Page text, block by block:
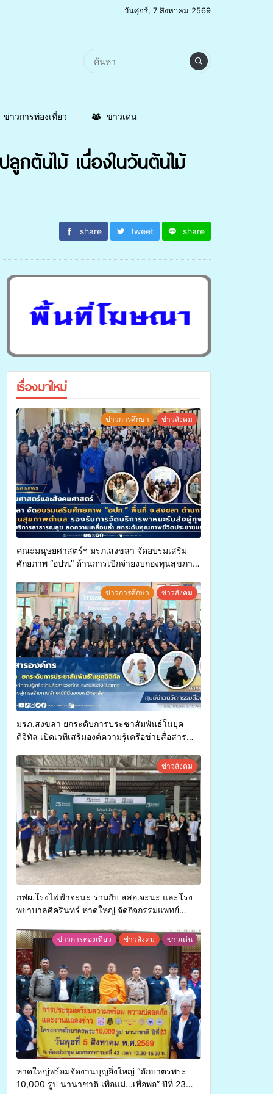
วันศุกร์, 7 สิงหาคม 2569
ข่าวการท่องเที่ยว ข่าวเด่น
กต้นไม้ เนื่องในวันต้นไม้
share tweet share
เรื่องมาใหม่
ข่าวการศึกษา ข่าวสังคม
คณะมนุษยศาสตร์ฯ มรภ.สงขลา จัดอบรมเสริม
ศักยภาพ “อปท.” ด้านการเบิกจ่ายงบกองทุนสุขภาพ
ทุพพลภาพเพื่อเข้ารับบริการสาธารณสุข ลดความ
เหลื่อมล้ำ ยกระดับคุณภาพชีวิตประชาชนอย่าง
ยั่งยืน
ข่าวการศึกษา ข่าวสังคม
มรภ.สงขลา ยกระดับการประชาสัมพันธ์ในยุค
ดิจิทัล เปิดเวทีเสริมองค์ความรู้เครือข่ายสื่อสาร
การสร้างภาพลักษณ์ที่ดีของมหาวิทยาลัยข่าวสังคม
กฟผ.โรงไฟฟ้าจะนะ ร่วมกับ สสอ.จะนะ และโรง
พยาบาลศิครินทร์ หาดใหญ่ จัดกิจกรรมแพทย์
ข่าวการท่องเที่ยว ข่าวสังคม ข่าวเด่น
หาดใหญ่พร้อมจัดงานบุญยิ่งใหญ่ “ตักบาตรพระ
10,000 รูป นานาชาติ เพื่อแม่…เพื่อพ่อ” ปีที่ 23